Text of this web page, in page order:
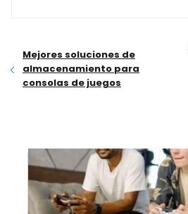
Mejores soluciones de
almacenamiento para
consolas de juegos